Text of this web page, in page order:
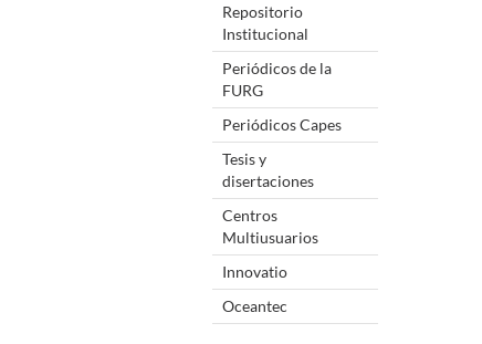
Repositorio
Institucional
Periódicos de la
FURG
Periódicos Capes
Tesis y
disertaciones
Centros
Multiusuarios
Innovatio
Oceantec